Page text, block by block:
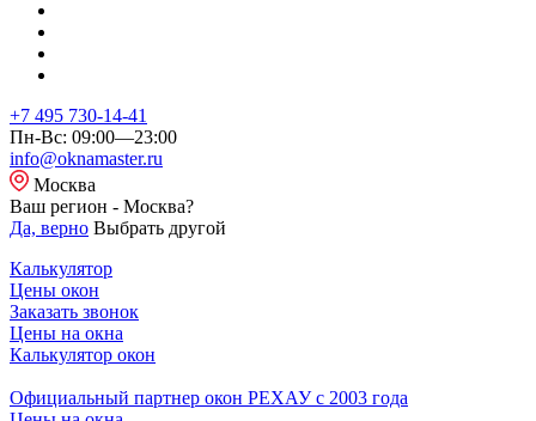
+7 495 730-14-41
Пн-Вс: 09:00—23:00
info@oknamaster.ru
Москва
Ваш регион - Москва?
Да, верно Выбрать другой
Калькулятор
Цены окон
Заказать звонок
Цены на окна
Калькулятор окон
Официальный партнер окон РЕХАУ с 2003 года